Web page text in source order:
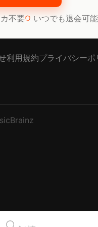
不要 いつでも退会可能
利用規約プライバシーポ